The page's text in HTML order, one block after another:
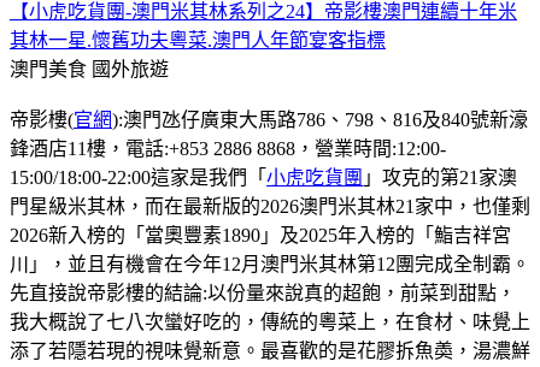
【小虎吃貨團-澳門米其林系列之24】帝影樓澳門連續十年米
其林一星.懷舊功夫粵菜.澳門人年節宴客指標
澳門美食 國外旅遊
帝影樓(官網):澳門氹仔廣東大馬路786、798、816及840號新濠
鋒酒店11樓，電話:+853 2886 8868，營業時間:12:00-
15:00/18:00-22:00這家是我們「 小虎吃貨團 」攻克的第21家澳
門星級米其林，而在最新版的2026澳門米其林21家中，也僅剩
2026新入榜的「當奧豐素1890」及2025年入榜的「鮨吉祥宮
川」，並且有機會在今年12月澳門米其林第12團完成全制霸。
先直接說帝影樓的結論:以份量來說真的超飽，前菜到甜點，
我大概說了七八次蠻好吃的，傳統的粵菜上，在食材、味覺上
添了若隱若現的視味覺新意。最喜歡的是花膠拆魚𡙡，湯濃鮮